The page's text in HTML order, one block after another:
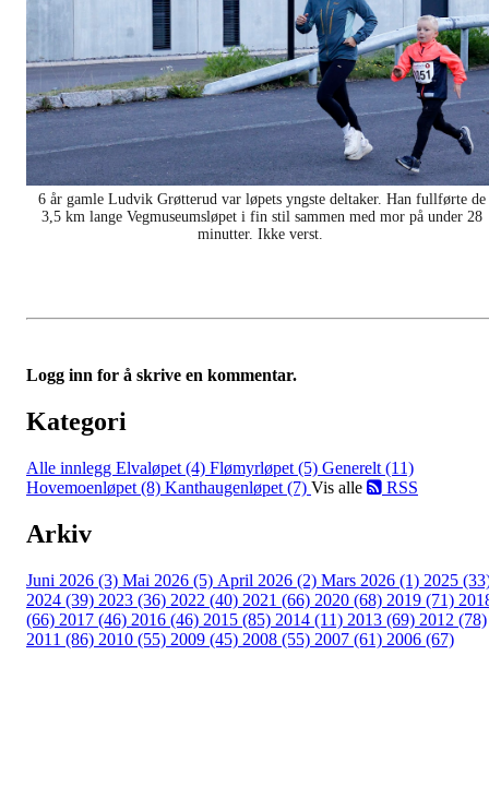
6 år gamle Ludvik Grøtterud var løpets yngste deltaker. Han fullførte de
3,5 km lange Vegmuseumsløpet i fin stil sammen med mor på under 28
minutter. Ikke verst.
Logg inn for å skrive en kommentar.
Kategori
Alle innlegg Elvaløpet (4) Flømyrløpet (5) Generelt (11)
Hovemoenløpet (8) Kanthaugenløpet (7) Vis alle RSS
Arkiv
Juni 2026 (3) Mai 2026 (5) April 2026 (2) Mars 2026 (1) 2025
2024 (39) 2023 (36) 2022 (40) 2021 (66) 2020 (68) 2019 (71)
(66) 2017 (46) 2016 (46) 2015 (85) 2014 (11) 2013 (69) 2012 (78)
2011 (86) 2010 (55) 2009 (45) 2008 (55) 2007 (61) 2006 (67)